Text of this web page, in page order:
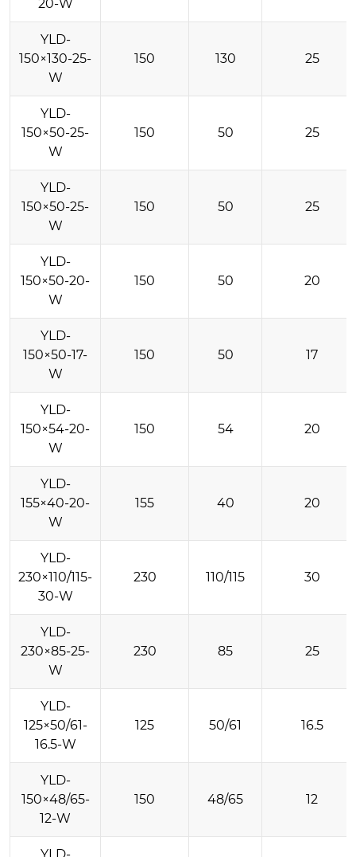
20-W
YLD-
150×130-25-
W
150 130 25
YLD-
150×50-25-
W
150 50 25
YLD-
150×50-25-
W
150 50 25
YLD-
150×50-20-
W
150 50 20
YLD-
150×50-17-
W
150 50 17
YLD-
150×54-20-
W
150 54 20
YLD-
155×40-20-
W
155 40 20
YLD-
230×110/115-
30-W
230 110/115 30
YLD-
230×85-25-
W
230 85 25
YLD-
125×50/61-
16.5-W
125 50/61 16.5
YLD-
150×48/65-
12-W
150 48/65 12
YLD-